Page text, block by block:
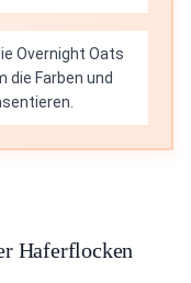
Overnight Oats
die Farben und
Haferflocken